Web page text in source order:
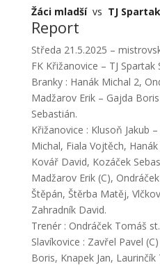
Žáci mladší vs TJ
Report
Středa 21.5.2025 –
FK Křižanovice – TJ Spartak
Branky : Hanák Michal 2,
Madžarov Erik – Gajda
Sebastián.
Křižanovice : Klusoň Jakub
Michal, Fiala Vojtěch,
Kovář David, Kozáček
Madžarov Erik (C),
Štěpán, Štěrba Matěj,
Zahradník David.
Trenér : Ondráček Tomáš st.
Slavíkovice : Zavřel Pavel
Boris, Knapek Jan,